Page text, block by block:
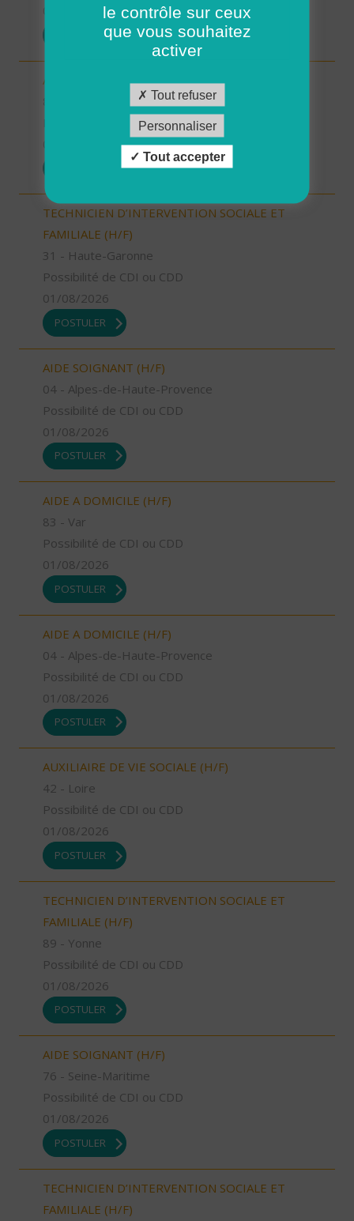
01/08/2026
POSTULER
AIDE SOIGNANT (H/F)
Possibilité de CDI ou CDD
TECHNICIEN D’INTERVENTION SOCIALE ET
FAMILIALE (H/F)
31 - Haute-Garonne
Possibilité de CDI ou CDD
01/08/2026
POSTULER
AIDE SOIGNANT (H/F)
04 - Alpes-de-Haute-Provence
Possibilité de CDI ou CDD
01/08/2026
POSTULER
AIDE A DOMICILE (H/F)
83 - Var
Possibilité de CDI ou CDD
01/08/2026
POSTULER
AIDE A DOMICILE (H/F)
04 - Alpes-de-Haute-Provence
Possibilité de CDI ou CDD
01/08/2026
POSTULER
AUXILIAIRE DE VIE SOCIALE (H/F)
42 - Loire
Possibilité de CDI ou CDD
01/08/2026
POSTULER
TECHNICIEN D’INTERVENTION SOCIALE ET
FAMILIALE (H/F)
89 - Yonne
Possibilité de CDI ou CDD
01/08/2026
POSTULER
AIDE SOIGNANT (H/F)
76 - Seine-Maritime
Possibilité de CDI ou CDD
01/08/2026
POSTULER
TECHNICIEN D’INTERVENTION SOCIALE ET
FAMILIALE (H/F)
le contrôle sur ceux
que vous souhaitez
activer
Tout refuser
Personnaliser
Tout accepter